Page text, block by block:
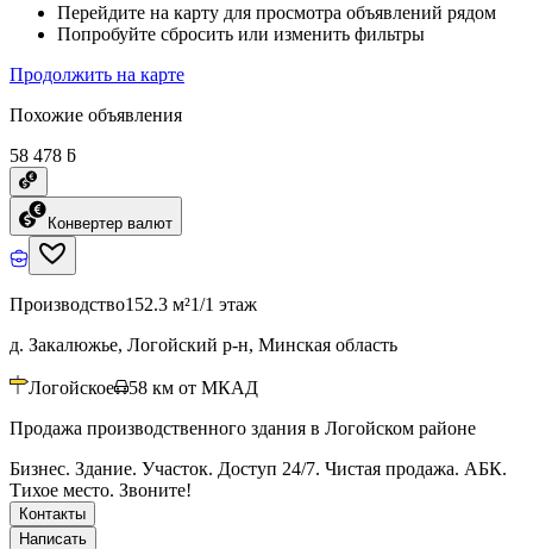
Перейдите на карту для просмотра объявлений рядом
Попробуйте сбросить или изменить фильтры
Продолжить на карте
Похожие объявления
58 478 ƃ
Конвертер валют
Производство152.3 м²1/1 этаж
д. Закалюжье, Логойский р-н, Минская область
Логойское 58 км от МКАД
Продажа производственного здания в Логойском районе
Бизнес. Здание. Участок. Доступ 24/7. Чистая продажа. АБК.
Тихое место. Звоните!
Контакты
Написать